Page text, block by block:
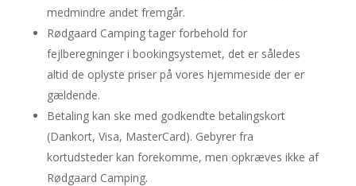
medmindre andet fremgår.
Rødgaard Camping tager forbehold for
fejlberegninger i bookingsystemet, det er således
altid de oplyste priser på vores hjemmeside der er
gældende.
Betaling kan ske med godkendte betalingskort
(Dankort, Visa, MasterCard). Gebyrer fra
kortudsteder kan forekomme, men opkræves ikke af
Rødgaard Camping.